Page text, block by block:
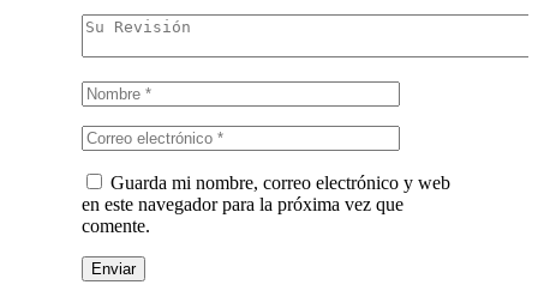
Guarda mi nombre, correo electrónico y web
en este navegador para la próxima vez que
comente.